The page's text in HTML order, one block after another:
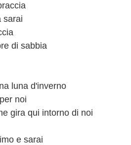
sarai
di sabbia
luna d'inverno
noi
gira qui intorno di noi
e sarai